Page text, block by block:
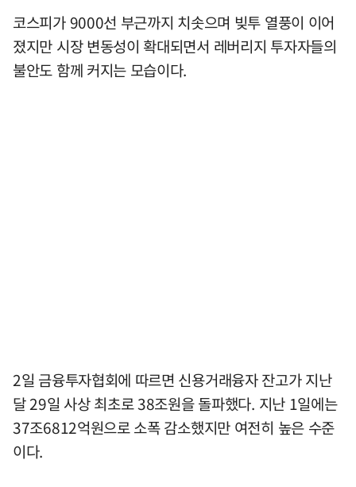
코스피가 9000선 부근까지 치솟으며 빚투 열풍이 이어
졌지만 시장 변동성이 확대되면서 레버리지 투자자들의
불안도 함께 커지는 모습이다.
2일 금융투자협회에 따르면 신용거래융자 잔고가 지난
달 29일 사상 최초로 38조원을 돌파했다. 지난 1일에는
37조6812억원으로 소폭 감소했지만 여전히 높은 수준
이다.